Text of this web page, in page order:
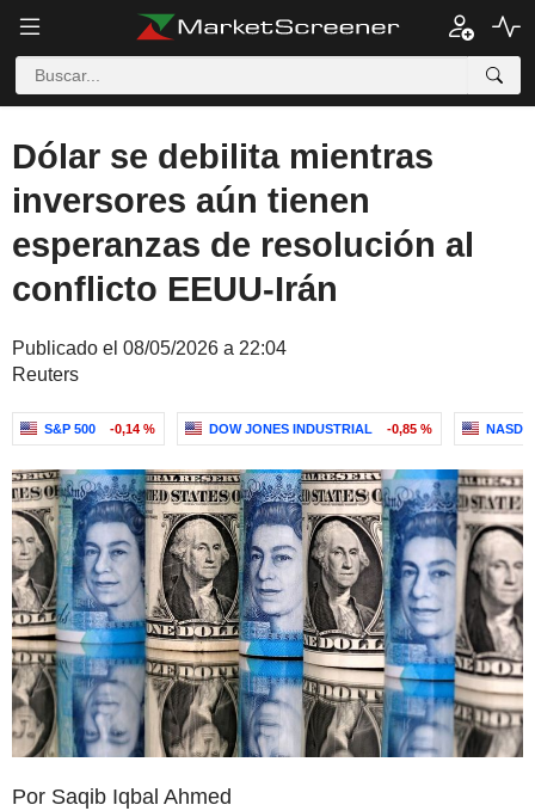
Dólar se debilita mientras
inversores aún tienen
esperanzas de resolución al
conflicto EEUU-Irán
Publicado el 08/05/2026 a 22:04
Reuters
S&P 500 -0,14 % DOW JONES INDUSTRIAL -0,85 %
Por Saqib Iqbal Ahmed